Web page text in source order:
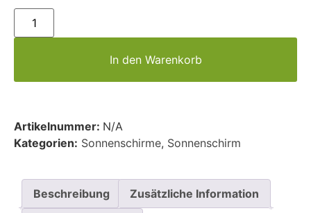
In den Warenkorb
Artikelnummer: N/A
Kategorien: Sonnenschirme, Sonnenschirm
Beschreibung Zusätzliche Information